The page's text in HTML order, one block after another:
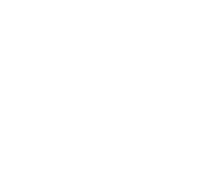
MÉXICO: Gobierno de México
VIDEO: Intento de hurto de tenis
Con pegamento y engaños: así
ARGENTINA: La Policía aleja a
y balas de goma, mientras